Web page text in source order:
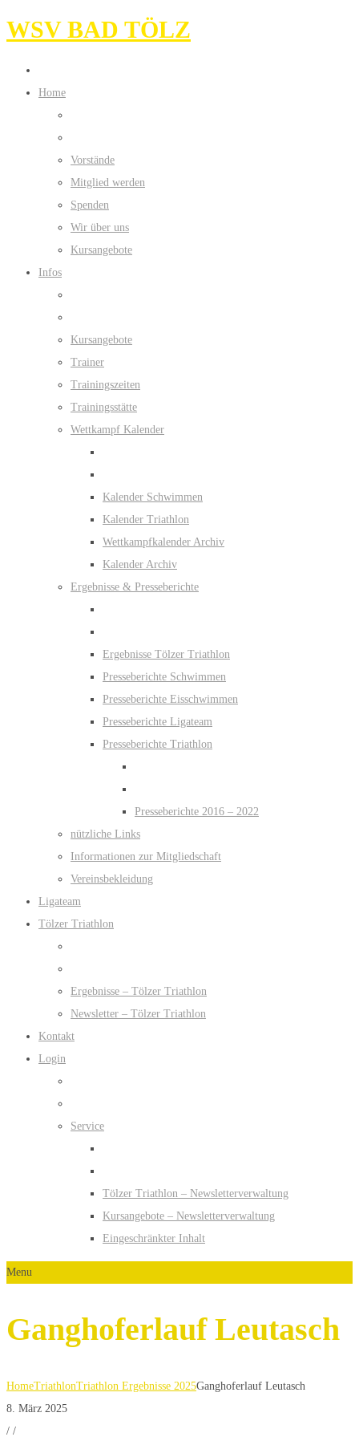
WSV BAD TÖLZ
Home
Vorstände
Mitglied werden
Spenden
Wir über uns
Kursangebote
Infos
Kursangebote
Trainer
Trainingszeiten
Trainingsstätte
Wettkampf Kalender
Kalender Schwimmen
Kalender Triathlon
Wettkampfkalender Archiv
Kalender Archiv
Ergebnisse & Presseberichte
Ergebnisse Tölzer Triathlon
Presseberichte Schwimmen
Presseberichte Eisschwimmen
Presseberichte Ligateam
Presseberichte Triathlon
Presseberichte 2016 – 2022
nützliche Links
Informationen zur Mitgliedschaft
Vereinsbekleidung
Ligateam
Tölzer Triathlon
Ergebnisse – Tölzer Triathlon
Newsletter – Tölzer Triathlon
Kontakt
Login
Service
Tölzer Triathlon – Newsletterverwaltung
Kursangebote – Newsletterverwaltung
Eingeschränkter Inhalt
Menu
Ganghoferlauf Leutasch
HomeTriathlonTriathlon Ergebnisse 2025Ganghoferlauf Leutasch
8. März 2025
/ /